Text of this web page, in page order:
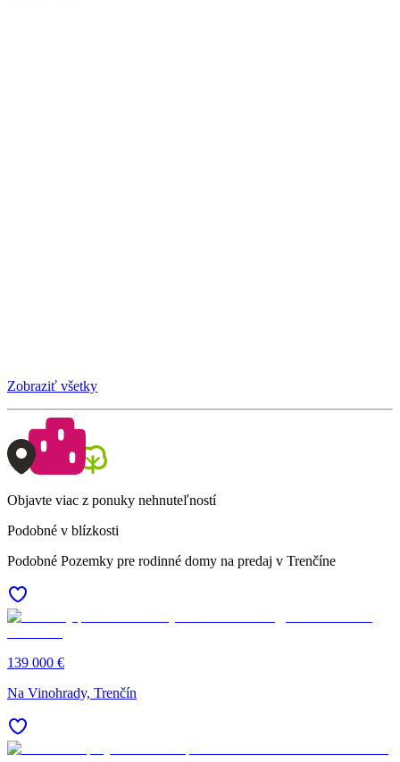
Zobraziť všetky
Objavte viac z ponuky nehnuteľností
Podobné v blízkosti
Podobné Pozemky pre rodinné domy na predaj v Trenčíne
139 000 €
Na Vinohrady, Trenčín